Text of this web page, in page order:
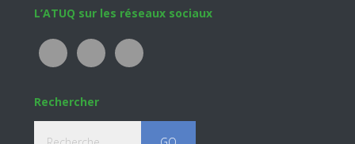
Footer
L’ATUQ sur les réseaux sociaux
Rechercher